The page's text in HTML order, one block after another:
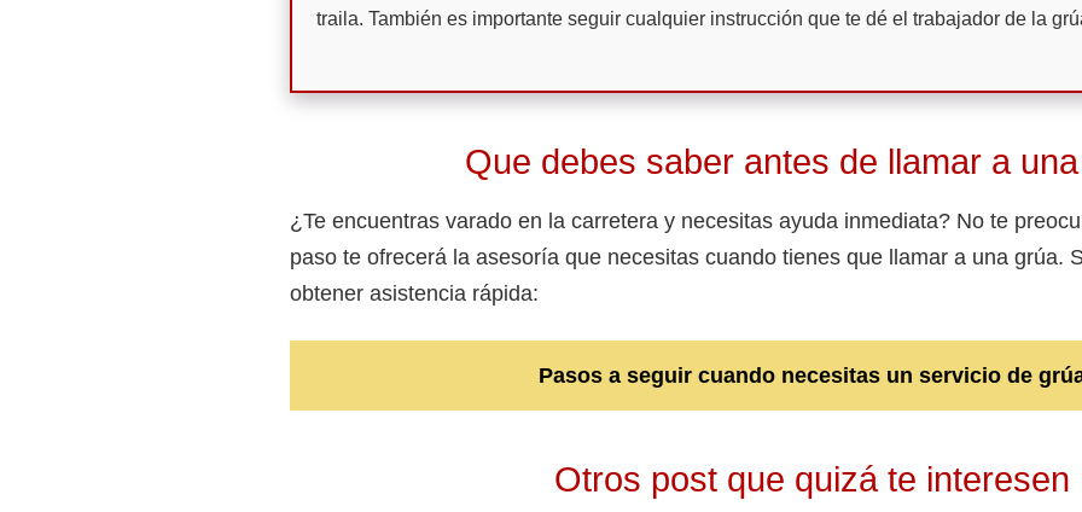
traila. También es importante seguir cualquier instrucción que te dé el trabajador de la
Que debes saber antes de llamar a
¿Te encuentras varado en la carretera y necesitas ayuda inmediata? No te
paso te ofrecerá la asesoría que necesitas cuando tienes que llamar a una grúa.
obtener asistencia rápida:
Pasos a seguir cuando necesitas un servicio de
Otros post que quizá te interesen